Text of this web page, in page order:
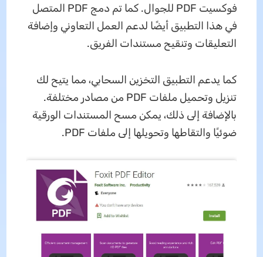
فوكسيت PDF للجوال. كما تم دمج PDF المتصل
في هذا التطبيق أيضًا لدعم العمل التعاوني وإضافة
التعليقات وتنقيح مستندات الفريق.
كما يدعم التطبيق التخزين السحابي، مما يتيح لك
تنزيل وتحميل ملفات PDF من مصادر مختلفة.
بالإضافة إلى ذلك، يمكن مسح المستندات الورقية
ضوئيًا والتقاطها وتحويلها إلى ملفات PDF.